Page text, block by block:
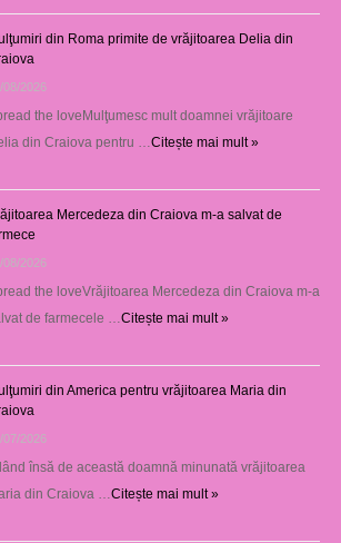
din Roma primite de vrăjitoarea Delia din
08/2026
the loveMulţumesc mult doamnei vrăjitoare
din Craiova pentru …Citește mai mult »
Mercedeza din Craiova m-a salvat de
08/2026
the loveVrăjitoarea Mercedeza din Craiova m-a
de farmecele …Citește mai mult »
din America pentru vrăjitoarea Maria din
07/2026
însă de această doamnă minunată vrăjitoarea
din Craiova …Citește mai mult »